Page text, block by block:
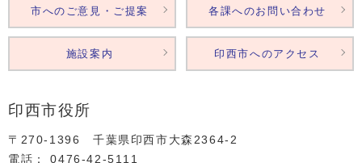
印西市役所
〒270-1396 千葉県印西市大森2364‐2
電話： 0476‐42‐5111
市へのご意見・ご提案 各課へのお問い合わせ
施設案内 印西市へのアクセス